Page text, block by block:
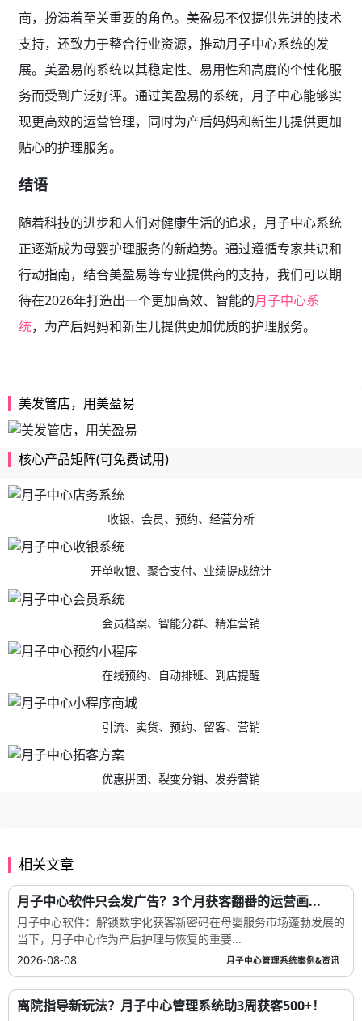
商，扮演着至关重要的角色。美盈易不仅提供先进的技术
支持，还致力于整合行业资源，推动月子中心系统的发
展。美盈易的系统以其稳定性、易用性和高度的个性化服
务而受到广泛好评。通过美盈易的系统，月子中心能够实
现更高效的运营管理，同时为产后妈妈和新生儿提供更加
贴心的护理服务。
结语
随着科技的进步和人们对健康生活的追求，月子中心系统
正逐渐成为母婴护理服务的新趋势。通过遵循专家共识和
行动指南，结合美盈易等专业提供商的支持，我们可以期
待在2026年打造出一个更加高效、智能的月子中心系
统，为产后妈妈和新生儿提供更加优质的护理服务。
美发管店，用美盈易
核心产品矩阵(可免费试用)
收银、会员、预约、经营分析
开单收银、聚合支付、业绩提成统计
会员档案、智能分群、精准营销
在线预约、自动排班、到店提醒
引流、卖货、预约、留客、营销
优惠拼团、裂变分销、发券营销
相关文章
月子中心软件只会发广告？3个月获客翻番的运营画...
月子中心软件：解锁数字化获客新密码在母婴服务市场蓬勃发展的
当下，月子中心作为产后护理与恢复的重要...
2026-08-08
月子中心管理系统案例&资讯
离院指导新玩法？月子中心管理系统助3周获客500+！